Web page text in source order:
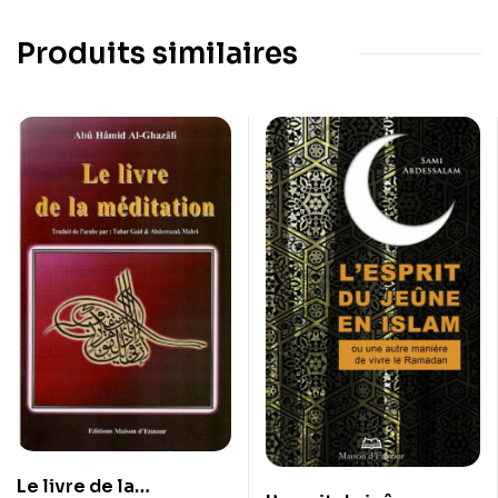
Produits similaires
Le livre de la